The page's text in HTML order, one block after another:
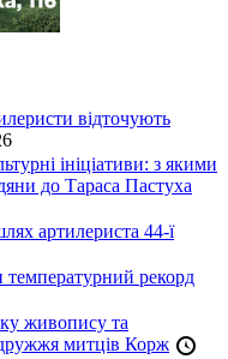
відточують
ініціативи: з якими
до Тараса Пастуха
артилериста 44-ї
температурний рекорд
живопису та
митців Корж